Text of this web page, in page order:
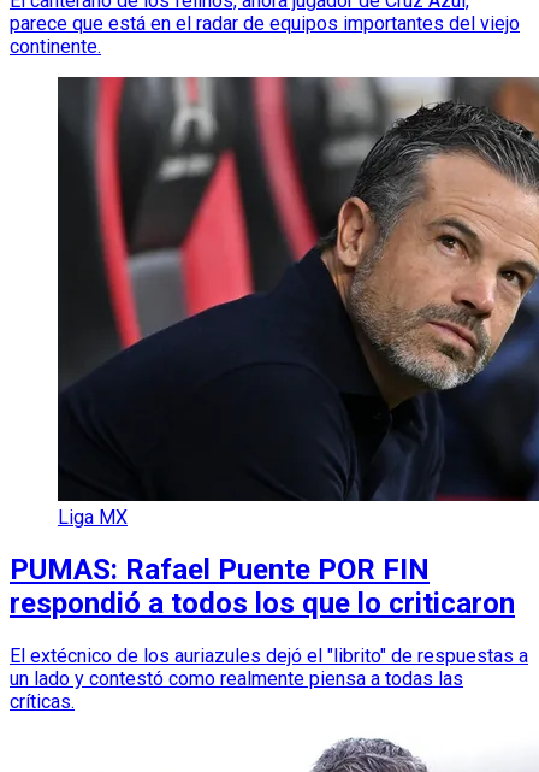
parece que está en el radar de equipos importantes del viejo
continente.
Liga MX
PUMAS: Rafael Puente POR FIN
respondió a todos los que lo criticaron
El extécnico de los auriazules dejó el "librito" de respuestas a
un lado y contestó como realmente piensa a todas las
críticas.